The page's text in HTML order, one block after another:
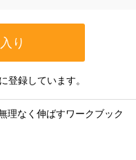
り
登録しています。
理なく伸ばすワークブック